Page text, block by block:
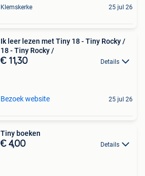
Klemskerke 25 jul 26
Ik leer lezen met Tiny 18 - Tiny Rocky /
18 - Tiny Rocky /
€ 11,30 Details
Bezoek website 25 jul 26
Tiny boeken
€ 4,00 Details